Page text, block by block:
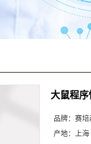
大鼠程序
品牌： 赛培
产地： 上海